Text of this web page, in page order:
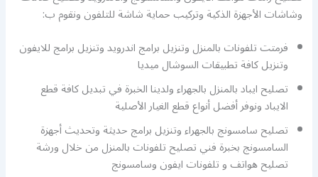
وشاشات الأجهزة الذكية وتركيب حماية شاشة للتلفون ونقوم ب:
فرمتت تلفونات بالمنزل وتنزيل برامج اندرويد وتنزيل برامج للايفون
وتنزيل كافة تطبيقات السوشال ميديا
تصليح ايباد بالمنزل بالجهراء ولدينا الخبرة في تبديل كافة قطع
الايباد ونوفر أفضل أنواع قطع الغيار الأصلية
تصليح سامسونج بالجهراء وتنزيل برامج حديثة وتحديث أجهزة
السامسونج بخبرة فني تصليح تلفونات بالمنزل من خلال ورشة
تصليح هواتف و تلفونات ايفون وسامسونج